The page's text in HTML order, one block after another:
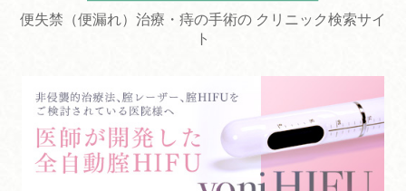
便失禁（便漏れ）治療・痔の手術の クリニック検索サイ
ト